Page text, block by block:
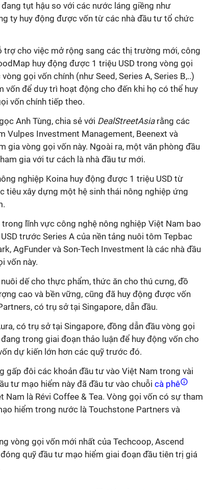
tụt hậu so với các nước láng giềng như
ty huy động được vốn từ các nhà đầu tư tổ chức
trợ cho việc mở rộng sang các thị trường mới, công
huy động được 1 triệu USD trong vòng gọi
gọi vốn chính (như Seed, Series A, Series B,..)
vốn để duy trì hoạt động cho đến khi họ có thể huy
vốn chính tiếp theo.
Anh Tùng, chia sẻ với DealStreetAsiarằng các
Vulpes Investment Management, Beenext và
gia vòng gọi vốn này. Ngoài ra, một văn phòng đầu
gia với tư cách là nhà đầu tư mới.
nghiệp Koina huy động được 1 triệu USD từ
tiêu xây dựng một hệ sinh thái nông nghiệp ứng
lĩnh vực công nghệ nông nghiệp Việt Nam bao
trước Series A của nền tảng nuôi tôm Tepbac
AgFunder và Son-Tech Investment là các nhà đầu
vốn này.
dế cho thực phẩm, thức ăn cho thú cưng, đồ
cao và bền vững, cũng đã huy động được vốn
có trụ sở tại Singapore, dẫn đầu.
có trụ sở tại Singapore, đồng dẫn đầu vòng gọi
trong giai đoạn thảo luận để huy động vốn cho
dự kiến lớn hơn các quỹ trước đó.
gấp đôi các khoản đầu tư vào Việt Nam trong vài
tư mạo hiểm này đã đầu tư vào chuỗi cà phê
Nam là Révi Coffee & Tea. Vòng gọi vốn có sự tham
hiểm trong nước là Touchstone Partners và
vòng gọi vốn mới nhất của Techcoop, Ascend
quỹ đầu tư mạo hiểm giai đoạn đầu tiên trị giá